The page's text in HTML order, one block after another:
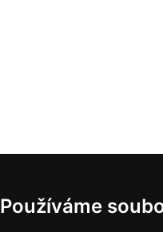
Používáme